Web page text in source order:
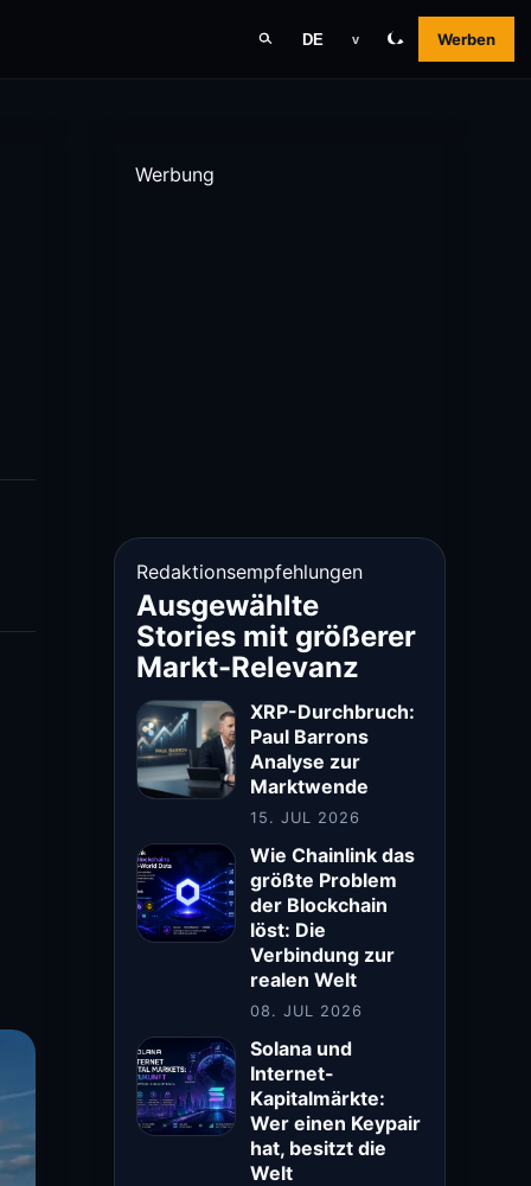
DE v Werben
Werbung
Redaktionsempfehlungen
Ausgewählte
Stories mit größerer
Markt-Relevanz
XRP-Durchbruch:
Paul Barrons
Analyse zur
Marktwende
15. JUL 2026
Wie Chainlink das
größte Problem
der Blockchain
löst: Die
Verbindung zur
realen Welt
08. JUL 2026
Solana und
Internet-
Kapitalmärkte:
Wer einen Keypair
hat, besitzt die
Welt